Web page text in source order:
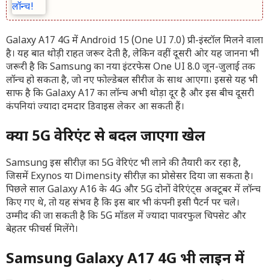
Galaxy A17 4G में Android 15 (One UI 7.0) प्री-इंस्टॉल मिलने वाला
है। यह बात थोड़ी राहत जरूर देती है, लेकिन वहीं दूसरी ओर यह जानना भी
जरूरी है कि Samsung का नया इंटरफेस One UI 8.0 जून-जुलाई तक
लॉन्च हो सकता है, जो नए फोल्डेबल सीरीज के साथ आएगा। इससे यह भी
साफ है कि Galaxy A17 का लॉन्च अभी थोड़ा दूर है और इस बीच दूसरी
कंपनियां ज्यादा दमदार डिवाइस लेकर आ सकती हैं।
क्या 5G वेरिएंट से बदल जाएगा खेल
Samsung इस सीरीज़ का 5G वेरिएंट भी लाने की तैयारी कर रहा है,
जिसमें Exynos या Dimensity सीरीज़ का प्रोसेसर दिया जा सकता है।
पिछले साल Galaxy A16 के 4G और 5G दोनों वेरिएंट्स अक्टूबर में लॉन्च
किए गए थे, तो यह संभव है कि इस बार भी कंपनी इसी पैटर्न पर चले।
उम्मीद की जा सकती है कि 5G मॉडल में ज्यादा पावरफुल चिपसेट और
बेहतर फीचर्स मिलेंगे।
Samsung Galaxy A17 4G भी लाइन में